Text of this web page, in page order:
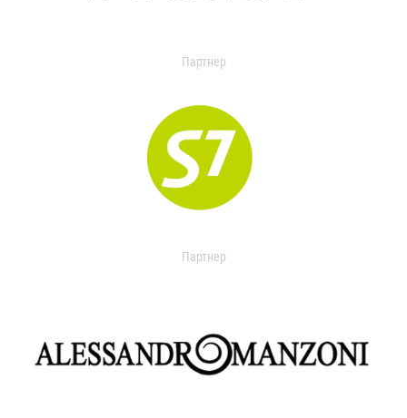
Партнер
Партнер